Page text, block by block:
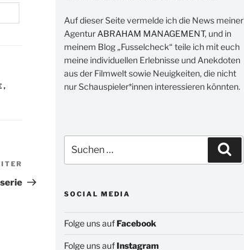
,
Nächster
Beitrag
Auf dieser Seite vermelde ich die News meiner
Agentur ABRAHAM MANAGEMENT, und in
meinem Blog „Fusselcheck“ teile ich mit euch
meine individuellen Erlebnisse und Anekdoten
aus der Filmwelt sowie Neuigkeiten, die nicht
nur Schauspieler*innen interessieren könnten.
nach:
SOCIAL MEDIA
Folge uns aufFacebook
Folge uns aufInstagram